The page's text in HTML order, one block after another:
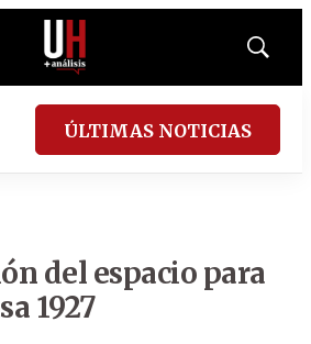
Mostrar
ÚLTIMAS NOTICIAS
del espacio para
1927